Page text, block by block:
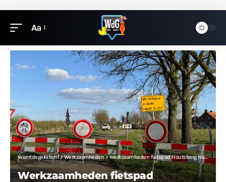
Aa
Weertdegekste.nl>Werkzaamheden>Werkzaamheden fietspad Houtsberg Nederweert-Eind gestart
Werkzaamheden fietspad